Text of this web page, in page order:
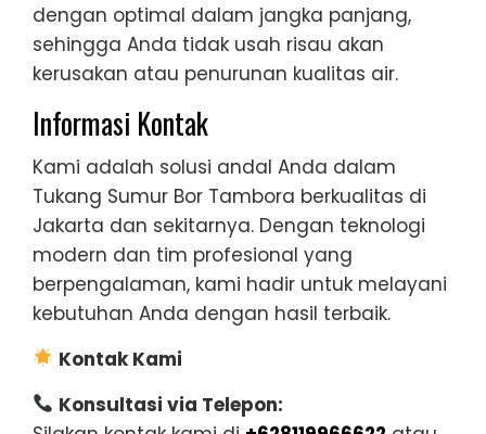
dengan optimal dalam jangka panjang,
sehingga Anda tidak usah risau akan
kerusakan atau penurunan kualitas air.
Informasi Kontak
Kami adalah solusi andal Anda dalam
Tukang Sumur Bor Tambora berkualitas di
Jakarta dan sekitarnya. Dengan teknologi
modern dan tim profesional yang
berpengalaman, kami hadir untuk melayani
kebutuhan Anda dengan hasil terbaik.
Kontak Kami
Konsultasi via Telepon: